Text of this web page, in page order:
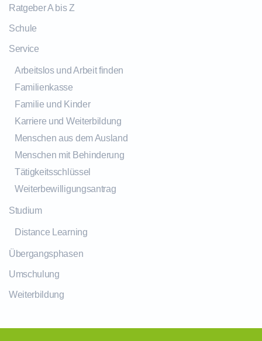
Ratgeber A bis Z
Schule
Service
Arbeitslos und Arbeit finden
Familienkasse
Familie und Kinder
Karriere und Weiterbildung
Menschen aus dem Ausland
Menschen mit Behinderung
Tätigkeitsschlüssel
Weiterbewilligungsantrag
Studium
Distance Learning
Übergangsphasen
Umschulung
Weiterbildung